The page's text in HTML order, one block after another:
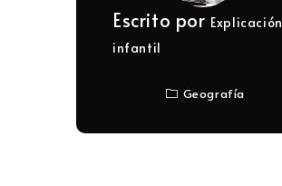
Escrito por Explicación
infantil
Geografía